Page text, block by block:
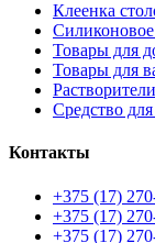
Клеенка
Товары для
Товары для
Растворители
Средство
Контакты
+375 (17)
+375 (17)
+375 (17)